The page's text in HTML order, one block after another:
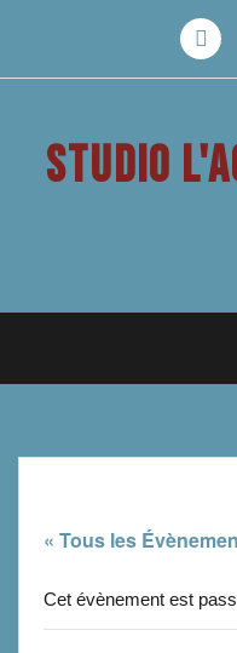
STUDIO
« Tous les
Cet évènement est